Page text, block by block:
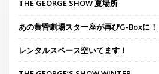
THE GEORGE SHOW 夏場所
あの黄昏劇場スター座が再びG-Boxに！
レンタルスペース空いてます！